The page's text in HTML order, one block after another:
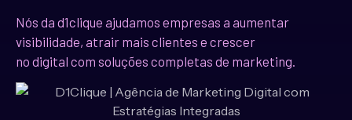
Nós da d1clique ajudamos empresas a aumentar
visibilidade, atrair mais clientes e crescer
no digital com soluções completas de marketing.